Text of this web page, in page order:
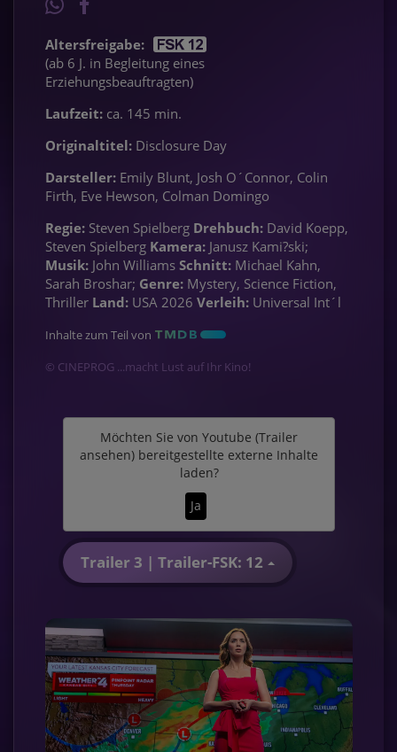
Altersfreigabe:
(ab 6 J. in Begleitung eines
Erziehungsbeauftragten)
Laufzeit: ca. 145 min.
Originaltitel: Disclosure Day
Darsteller: Emily Blunt, Josh O´Connor, Colin
Firth, Eve Hewson, Colman Domingo
Regie: Steven Spielberg Drehbuch: David Koepp,
Steven Spielberg Kamera: Janusz Kami?ski;
Musik: John Williams Schnitt: Michael Kahn,
Sarah Broshar; Genre: Mystery, Science Fiction,
Thriller Land: USA 2026 Verleih: Universal Int´l
Inhalte zum Teil von
© CINEPROG ...macht Lust auf Ihr Kino!
Möchten Sie von Youtube (Trailer
ansehen) bereitgestellte externe Inhalte
laden?
Ja
Trailer 3 | Trailer-FSK: 12